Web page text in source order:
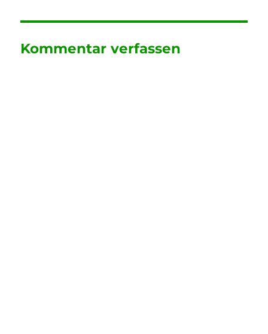
Kommentar verfassen